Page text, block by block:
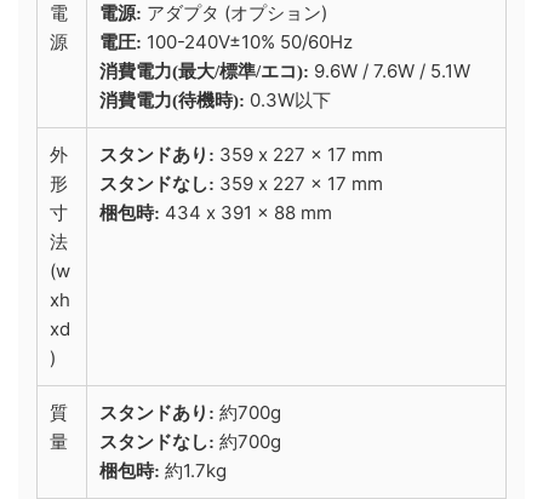
電
源
電源: アダプタ (オプション)
電圧: 100-240V±10% 50/60Hz
消費電力(最大/標準/エコ): 9.6W / 7.6W / 5.1W
消費電力(待機時): 0.3W以下
外
形
寸
法
(w
xh
xd
)
スタンドあり: 359 x 227 x 17 mm
スタンドなし: 359 x 227 x 17 mm
梱包時: 434 x 391 x 88 mm
質
量
スタンドあり: 約700g
スタンドなし: 約700g
梱包時: 約1.7kg